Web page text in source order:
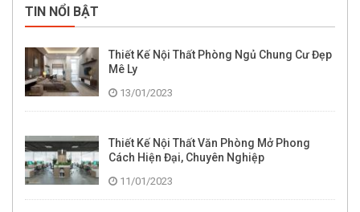
TIN NỔI BẬT
Thiết Kế Nội Thất Phòng Ngủ Chung Cư Đẹp
Mê Ly
13/01/2023
Thiết Kế Nội Thất Văn Phòng Mở Phong
Cách Hiện Đại, Chuyên Nghiệp
11/01/2023